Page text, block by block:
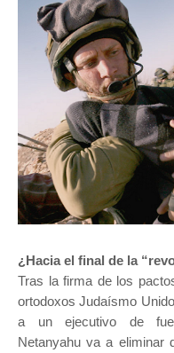
¿Hacia el final de la
Tras la firma de los
ortodoxos Judaísmo
a un ejecutivo de
Netanyahu va a eliminar